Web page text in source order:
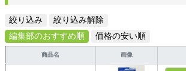
絞り込み
絞り込み解除
編集部のおすすめ順
価格の安い順
商品名 画像